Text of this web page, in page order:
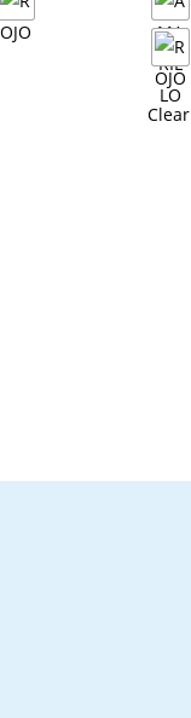
Clear